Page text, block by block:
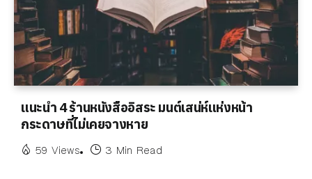
แนะนำ 4 ร้านหนังสืออิสระ มนต์เสน่ห์แห่งหน้า
กระดาษที่ไม่เคยจางหาย
59 Views 3 Min Read